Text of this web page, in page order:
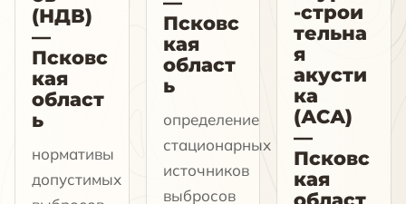
(НДВ)
—
Псковс
кая
област
ь
нормативы
допустимых
Псковс
кая
област
ь
определение
стационарных
источников
выбросов
-строи
тельна
я
акусти
ка
(АСА)
—
Псковс
кая